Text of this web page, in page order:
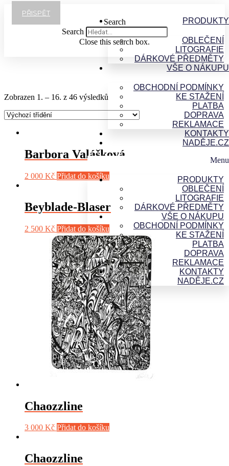
obsahu
PRODUKTY
OBLEČENÍ
LITOGRAFIE
DÁRKOVÉ PŘEDMĚTY
VŠE O NÁKUPU
OBCHODNÍ PODMÍNKY
KE STAŽENÍ
PLATBA
DOPRAVA
REKLAMACE
KONTAKTY
NADĚJE.CZ
Menu
PRODUKTY
OBLEČENÍ
LITOGRAFIE
DÁRKOVÉ PŘEDMĚTY
VŠE O NÁKUPU
OBCHODNÍ PODMÍNKY
KE STAŽENÍ
PLATBA
DOPRAVA
REKLAMACE
KONTAKTY
NADĚJE.CZ
PŘISPĚT
Search
Search
Close this search box.
Zobrazen 1. – 16. z 46 výsledků
Barbora Valášková
2 000 Kč Přidat do košíku
Beyblade-Blaser
2 500 Kč Přidat do košíku
Chaozzline
3 000 Kč Přidat do košíku
Chaozzline